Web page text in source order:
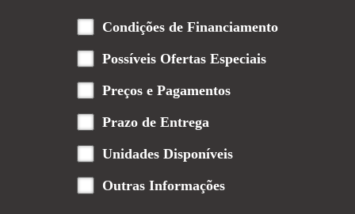
Condições de Financiamento
Possíveis Ofertas Especiais
Preços e Pagamentos
Prazo de Entrega
Unidades Disponíveis
Outras Informações